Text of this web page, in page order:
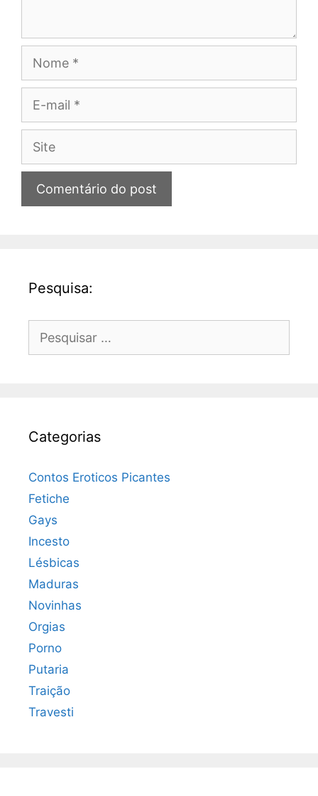
Site
Pesquisa:
por:
Categorias
Contos Eroticos Picantes
Fetiche
Gays
Incesto
Lésbicas
Maduras
Novinhas
Orgias
Porno
Putaria
Traição
Travesti